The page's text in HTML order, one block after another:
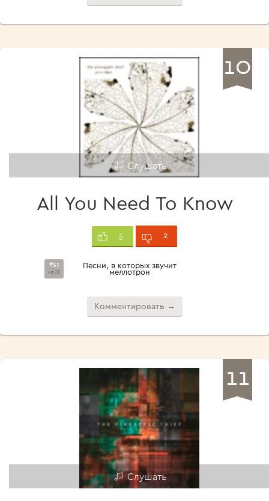
10
Слушать
All You Need To Know
5 2
#51
из 78
Песни, в которых звучит
меллотрон
Комментировать →
11
Слушать